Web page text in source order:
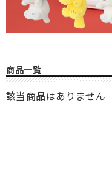
商品一覧
該当商品はありません